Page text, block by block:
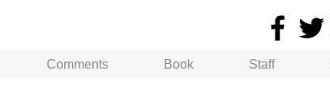
Comments Book Staff